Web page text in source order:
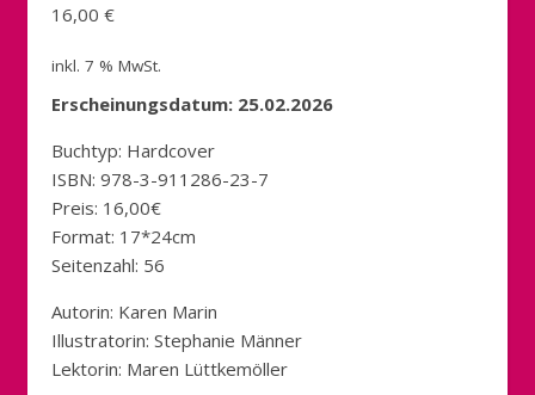
16,00 €
inkl. 7 % MwSt.
Erscheinungsdatum: 25.02.2026
Buchtyp: Hardcover
ISBN: 978-3-911286-23-7
Preis: 16,00€
Format: 17*24cm
Seitenzahl: 56
Autorin: Karen Marin
Illustratorin: Stephanie Männer
Lektorin: Maren Lüttkemöller